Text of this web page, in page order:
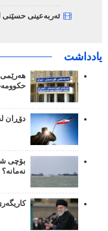
ئەربەعینی حسێنی
یادداشت
دۆڕان
بۆچی
نەمانە؟